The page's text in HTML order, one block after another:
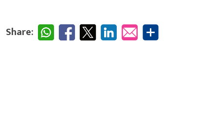
Share: